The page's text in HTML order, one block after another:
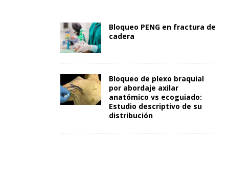
Bloqueo PENG en fractura de
cadera
Bloqueo de plexo braquial
por abordaje axilar
anatómico vs ecoguiado:
Estudio descriptivo de su
distribución